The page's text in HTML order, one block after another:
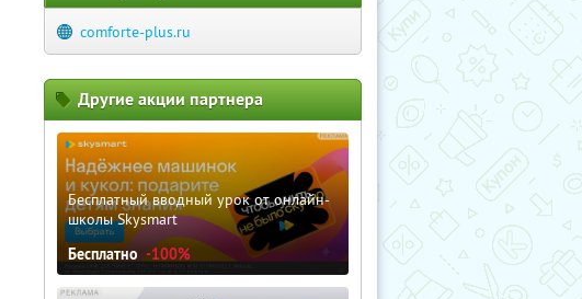
comforte-plus.ru
Другие акции партнера
Бесплатный вводный урок от онлайн-
школы Skysmart
Бесплатно -100%